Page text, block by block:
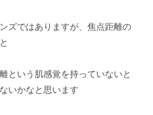
ズではありますが、焦点距離の
という肌感覚を持っていないと
いかなと思います